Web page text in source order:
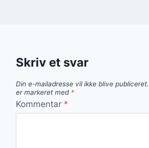
Skriv et svar
Din e-mailadresse vil ikke blive publiceret.
er markeret med *
Kommentar *